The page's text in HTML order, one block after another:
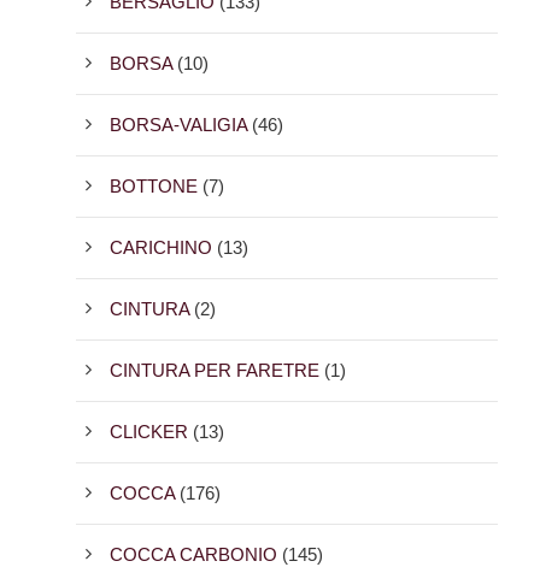
BORSA (10)
BORSA-VALIGIA (46)
BOTTONE (7)
CARICHINO (13)
CINTURA (2)
CINTURA PER FARETRE (1)
CLICKER (13)
COCCA (176)
COCCA CARBONIO (145)